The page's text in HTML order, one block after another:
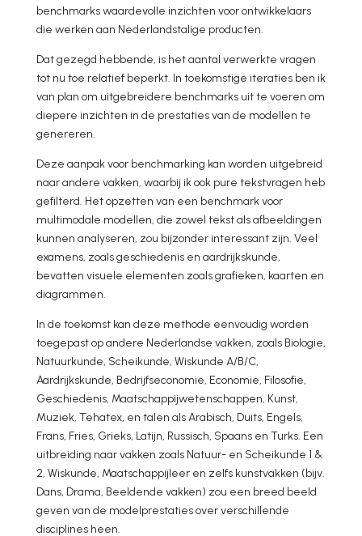
benchmarks waardevolle inzichten voor ontwikkelaars
die werken aan Nederlandstalige producten.
Dat gezegd hebbende, is het aantal verwerkte vragen
tot nu toe relatief beperkt. In toekomstige iteraties ben ik
van plan om uitgebreidere benchmarks uit te voeren om
diepere inzichten in de prestaties van de modellen te
genereren.
Deze aanpak voor benchmarking kan worden uitgebreid
naar andere vakken, waarbij ik ook pure tekstvragen heb
gefilterd. Het opzetten van een benchmark voor
multimodale modellen, die zowel tekst als afbeeldingen
kunnen analyseren, zou bijzonder interessant zijn. Veel
examens, zoals geschiedenis en aardrijkskunde,
bevatten visuele elementen zoals grafieken, kaarten en
diagrammen.
In de toekomst kan deze methode eenvoudig worden
toegepast op andere Nederlandse vakken, zoals Biologie,
Natuurkunde, Scheikunde, Wiskunde A/B/C,
Aardrijkskunde, Bedrijfseconomie, Economie, Filosofie,
Geschiedenis, Maatschappijwetenschappen, Kunst,
Muziek, Tehatex, en talen als Arabisch, Duits, Engels,
Frans, Fries, Grieks, Latijn, Russisch, Spaans en Turks. Een
uitbreiding naar vakken zoals Natuur- en Scheikunde 1 &
2, Wiskunde, Maatschappijleer en zelfs kunstvakken (bijv.
Dans, Drama, Beeldende vakken) zou een breed beeld
geven van de modelprestaties over verschillende
disciplines heen.